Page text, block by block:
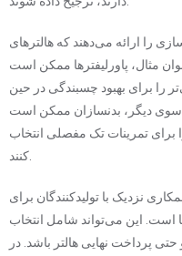
ارائه می‌دهند که هالترهای
مثال، پاورلیفترها ممکن است
را برای بهبود چسبندگی در حین
سوی دیگر، بدنسازان ممکن است
برای تمرینات تک مفصلی انتخاب
نزدیک با تولیدکنندگان برای
است. این می‌تواند شامل انتخاب
پرداخت نهایی هالتر باشد. در